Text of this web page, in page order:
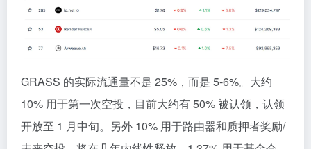
GRASS 的实际流通量不是 25%，而是 5-6%。大约
10% 用于第一次空投，目前大约有 50% 被认领，认领
开放至 1 月中旬。另外 10% 用于路由器和质押者奖励/